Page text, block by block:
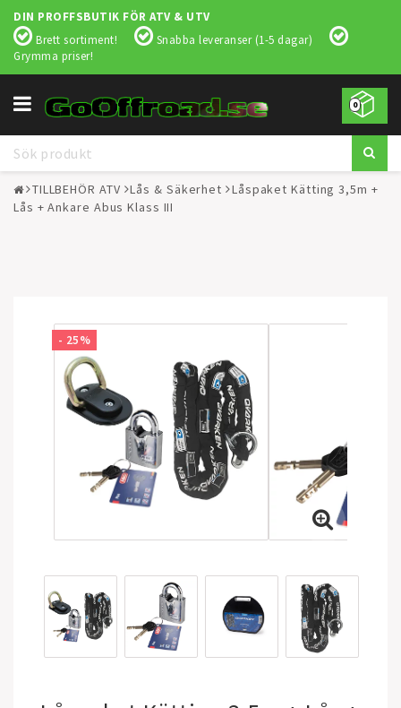
DIN PROFFSBUTIK FÖR ATV & UTV
Brett sortiment!
Snabba leveranser (1-5 dagar)
Grymma priser!
0
Toggle
navigation
TILLBEHÖR ATV Lås & Säkerhet
Låspaket Kätting 3,5m +
Lås + Ankare Abus Klass III
- 25%